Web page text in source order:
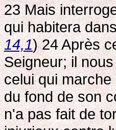
23 Mais
qui habitera
14,1) 24 Après
Seigneur; il
celui qui
du fond de son
n'a pas fait de